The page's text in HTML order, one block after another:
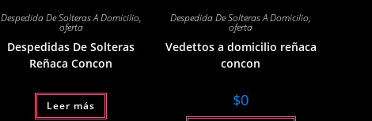
Despedida De Solteras A Domicilio,
oferta
Despedidas De Solteras
Reñaca Concon
Leer más
Despedida De Solteras A Domicilio,
oferta
Vedettos a domicilio reñaca
concon
$0